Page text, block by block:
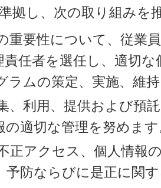
拠し、次の取り組みを
重要性について、従業
責任者を選任し、適切
ラムの策定、実施、維
、利用、提供および預
の適切な管理を努めま
正アクセス、個人情報
予防ならびに是正に関